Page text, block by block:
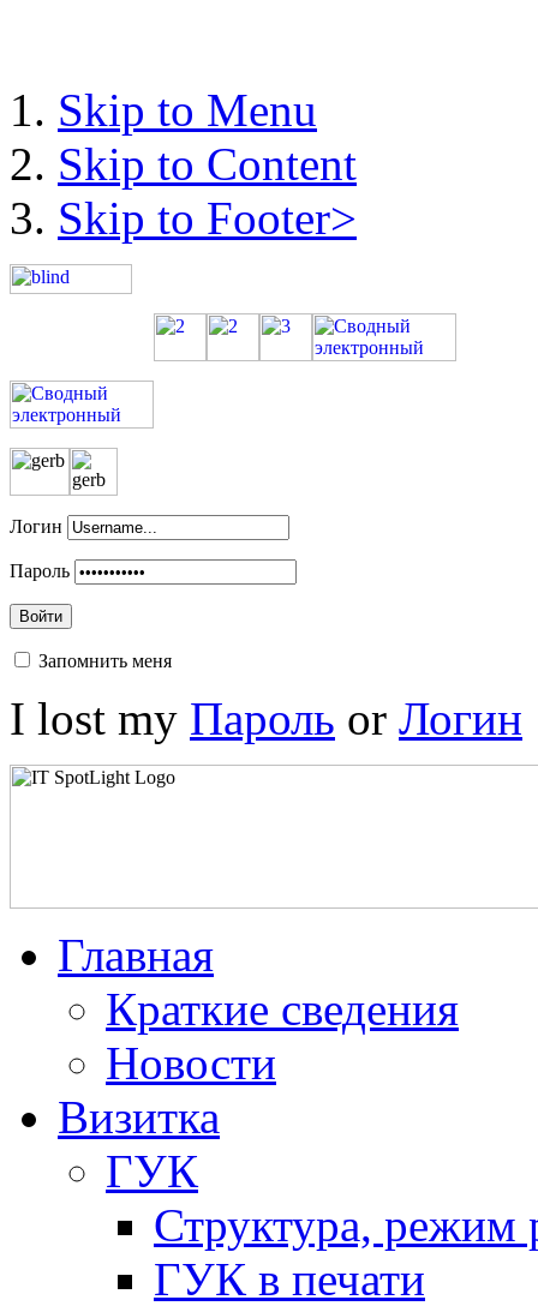
Skip to Menu
Skip to Content
Skip to Footer>
Логин
Пароль
Войти
Запомнить меня
I lost my Пароль or Логин
Главная
Краткие сведения
Новости
Визитка
ГУК
Структура, режим
ГУК в печати